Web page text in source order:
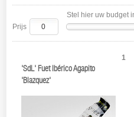
Stel hier uw budget
Prijs
'SdL' Fuet Ibérico Agapito
'Blazquez'
1